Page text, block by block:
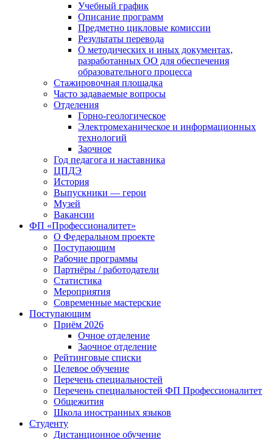
Учебный график
Описание программ
Предметно цикловые комиссии
Результаты перевода
О методических и иных документах,
разработанных ОО для обеспечения
образовательного процесса
Стажировочная площадка
Часто задаваемые вопросы
Отделения
Горно-геологическое
Электромеханическое и информационных
технологий
Заочное
Год педагога и наставника
ЦПДЭ
История
Выпускники — герои
Музей
Вакансии
ФП «Профессионалитет»
О Федеральном проекте
Поступающим
Рабочие программы
Партнёры / работодатели
Статистика
Мероприятия
Современные мастерские
Поступающим
Приём 2026
Очное отделение
Заочное отделение
Рейтинговые списки
Целевое обучение
Перечень специальностей
Перечень специальностей ФП Профессионалитет
Общежития
Школа иностранных языков
Студенту
Дистанционное обучение